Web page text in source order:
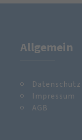
Allgemein
Datenschutz
Impressum
AGB